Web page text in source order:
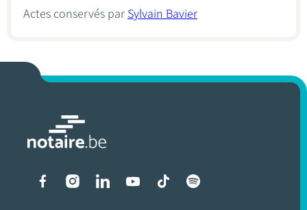
Actes conservés par Sylvain Bavier
Liens vers les réseaux